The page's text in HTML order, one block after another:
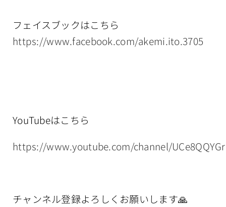
フェイスブックはこちら
https://www.facebook.com/akemi.ito.3705
YouTubeはこちら
https://www.youtube.com/channel/
チャンネル登録よろしくお願いします🙏